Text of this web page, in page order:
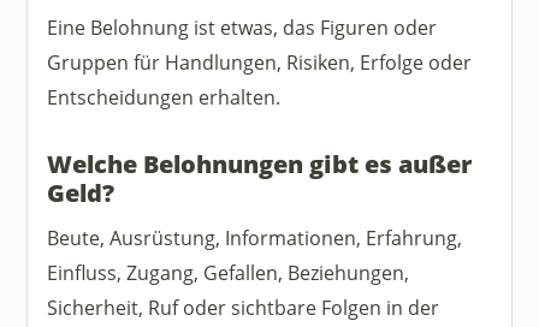
Eine Belohnung ist etwas, das Figuren oder
Gruppen für Handlungen, Risiken, Erfolge oder
Entscheidungen erhalten.
Welche Belohnungen gibt es außer
Geld?
Beute, Ausrüstung, Informationen, Erfahrung,
Einfluss, Zugang, Gefallen, Beziehungen,
Sicherheit, Ruf oder sichtbare Folgen in der